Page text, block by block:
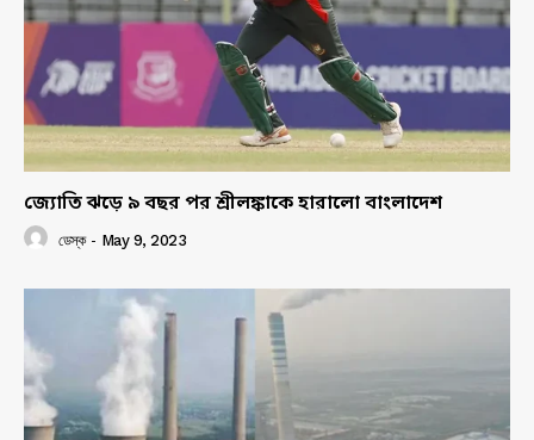
জ্যোতি ঝড়ে ৯ বছর পর শ্রীলঙ্কাকে হারালো বাংলাদেশ
ডেস্ক - May 9, 2023